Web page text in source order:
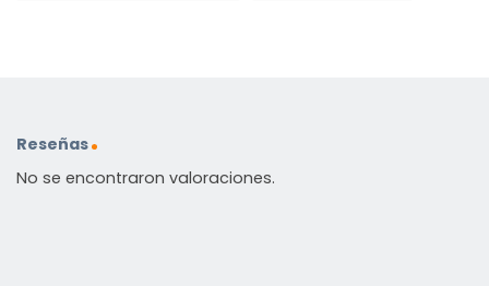
Reseñas
No se encontraron valoraciones.